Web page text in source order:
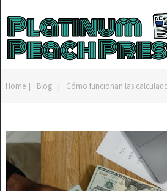
Home | Blog | Cómo funcionan las